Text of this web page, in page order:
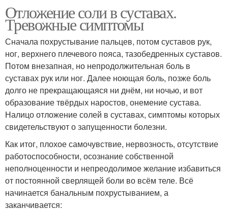
Отложение соли в суставах.
Тревожные симптомы
Сначала похрустывание пальцев, потом суставов рук,
ног, верхнего плечевого пояса, тазобедренных суставов.
Потом внезапная, но непродолжительная боль в
суставах рук или ног. Далее ноющая боль, позже боль
долго не прекращающаяся ни днём, ни ночью, и вот
образование твёрдых наростов, онемение сустава.
Налицо отложение солей в суставах, симптомы которых
свидетельствуют о запущенности болезни.
Как итог, плохое самочувствие, нервозность, отсутствие
работоспособности, осознание собственной
неполноценности и непреодолимое желание избавиться
от постоянной сверлящей боли во всём теле. Всё
начинается банальным похрустыванием, а
заканчивается: